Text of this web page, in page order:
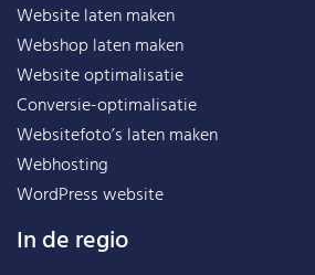
Website laten maken
Webshop laten maken
Website optimalisatie
Conversie-optimalisatie
Websitefoto’s laten maken
Webhosting
WordPress website
In de regio